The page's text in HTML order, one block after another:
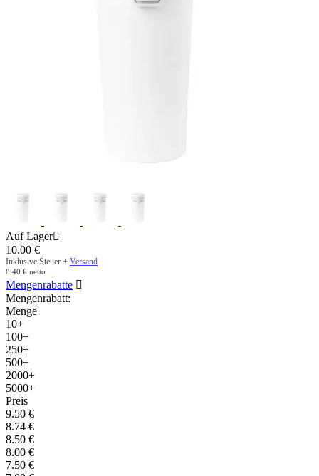
Auf Lager
10.00 €
Inklusive Steuer + Versand
8.40 € netto
Mengenrabatte 
Mengenrabatt:
Menge
10+
100+
250+
500+
2000+
5000+
Preis
9.50 €
8.74 €
8.50 €
8.00 €
7.50 €